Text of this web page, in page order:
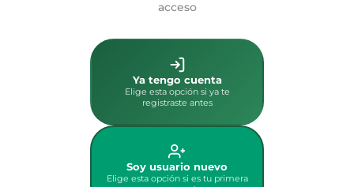
acceso
Ya tengo cuenta
Elige esta opción si ya te
registraste antes
Soy usuario nuevo
Elige esta opción si es tu primera